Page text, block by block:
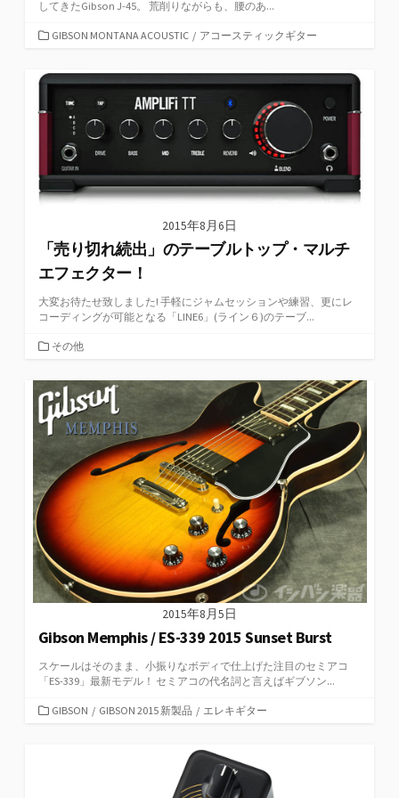
してきたGibson J-45。 荒削りながらも、腰のあ...
カ
リ
GIBSON MONTANA ACOUSTIC / アコースティックギター
2015年8月6日
「売り切れ続出」のテーブルトップ・マルチ
エフェクター！
大変お待たせ致しました! 手軽にジャムセッションや練習、更にレ
コーディングが可能となる「LINE6」(ライン６)のテーブ...
カ
ゴ
リ
ー
その他
2015年8月5日
Gibson Memphis / ES-339 2015 Sunset Burst
スケールはそのまま、小振りなボディで仕上げた注目のセミアコ
「ES-339」最新モデル！ セミアコの代名詞と言えばギブソン...
カGIBSON / GIBSON 2015 新製品 / エレキギター